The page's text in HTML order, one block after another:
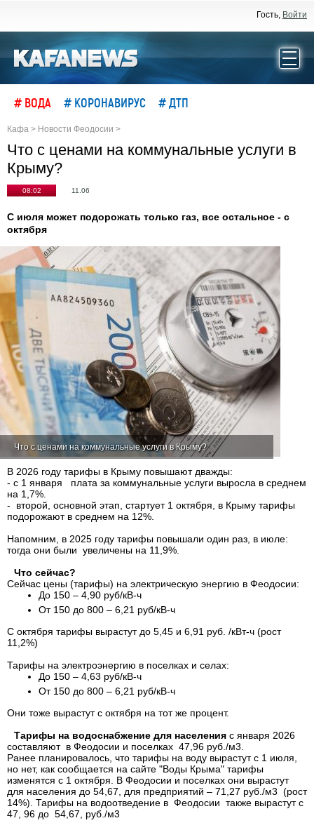
Гость, Войти
# ВОДА # КОРОНАВИРУС # ДТП
Кафа > Новости Феодосии >
Что с ценами на коммунальные услуги в
Крыму?
08:02 11.06
С июля может подорожать только газ, все остальное - с
октября
Что с ценами на коммунальные услуги в Крыму?
В 2026 году тарифы в Крыму повышают дважды:
- с 1 января плата за коммунальные услуги выросла в среднем
на 1,7%.
- второй, основной этап, стартует 1 октября, в Крыму тарифы
подорожают в среднем на 12%.
Напомним, в 2025 году тарифы повышали один раз, в июле:
тогда они были увеличены на 11,9%.
Что сейчас?
Сейчас цены (тарифы) на электрическую энергию в Феодосии:
До 150 – 4,90 руб/кВ-ч
От 150 до 800 – 6,21 руб/кВ-ч
С октября тарифы вырастут до 5,45 и 6,91 руб. /кВт-ч (рост
11,2%)
Тарифы на электроэнергию в поселках и селах:
До 150 – 4,63 руб/кВ-ч
От 150 до 800 – 6,21 руб/кВ-ч
Они тоже вырастут с октября на тот же процент.
Тарифы на водоснабжение для населения с января 2026
составляют в Феодосии и поселках 47,96 руб./м3.
Ранее планировалось, что тарифы на воду вырастут с 1 июля,
но нет, как сообщается на сайте "Воды Крыма" тарифы
изменятся с 1 октября. В Феодосии и поселках они вырастут
для населения до 54,67, для предприятий – 71,27 руб./м3 (рост
14%). Тарифы на водоотведение в Феодосии также вырастут с
47, 96 до 54,67, руб./м3